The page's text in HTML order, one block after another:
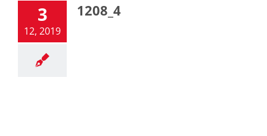
3
12, 2019
1208_4